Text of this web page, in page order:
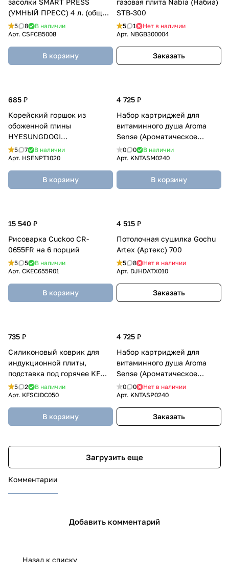
засолки SMART PRESS
(УМНЫЙ ПРЕСС) 4 л. (общий
5 л.)
5 8
В наличии
Арт. CSFCB5008
В корзину
газовая плита Nabia (Набиа)
STB-300
5 1
Нет в наличии
Арт. NBGB300004
Заказать
685 ₽
Корейский горшок из
обоженной глины
HYESUNGDOGI
(ХЕСУНГДОГИ) 460 мл
5 7
В наличии
Арт. HSENPT1020
В корзину
4 725 ₽
Набор картриджей для
витаминного душа Aroma
Sense (Ароматическое
ощущение) Лимон-манго (3
шт.)
0 0
В наличии
Арт. KNTASM0240
В корзину
15 540 ₽
Рисоварка Cuckoo CR-
0655FR на 6 порций
5 5
В наличии
Арт. CKEC655R01
В корзину
4 515 ₽
Потолочная сушилка Gochu
Artex (Артекс) 700
5 8
Нет в наличии
Арт. DJHDATX010
Заказать
735 ₽
Силиконовый коврик для
индукционной плиты,
подставка под горячее KF
Pastel (КФ Пастель)
5 2
В наличии
Арт. KFSCIDC050
В корзину
4 725 ₽
Набор картриджей для
витаминного душа Aroma
Sense (Ароматическое
ощущение) СОСНА (3 шт.)
0 0
Нет в наличии
Арт. KNTASP0240
Заказать
Загрузить еще
Комментарии
Добавить комментарий
Назад к списку